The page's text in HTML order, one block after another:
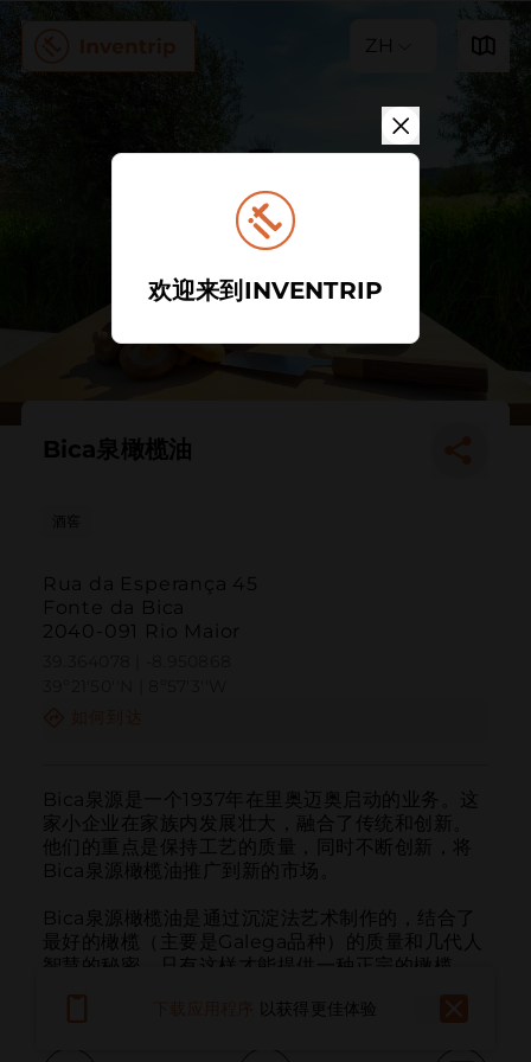
ZH
Bica泉橄榄油
Rua da Esperança 45
Fonte da Bica
2040-091 Rio Maior
Bica泉源是一个1937年在里奥迈奥启动的业务。这
家小企业在家族内发展壮大，融合了传统和创新。
他们的重点是保持工艺的质量，同时不断创新，将
Bica泉源橄榄油推广到新的市场。
Bica泉源橄榄油是通过沉淀法艺术制作的，结合了
最好的橄榄（主要是Galega品种）的质量和几代人
智慧的秘密。只有这样才能提供一种正宗的橄榄
以获得更佳体验
欢迎来到INVENTRIP